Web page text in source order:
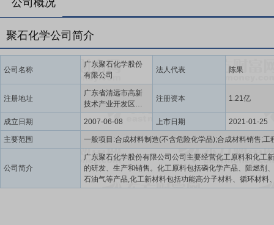
公司概况
聚石化学公司简介
公司名称
广东聚石化学股份
有限公司
法人代表 陈果
注册地址
广东省清远市高新
技术产业开发区雄
兴工业城B6
注册资本 1.21亿
成立日期 2007-06-08 上市日期 2021-01-25
主要范围
公司简介
广东聚石化学股份有限公司公司主要经营化工原料和化工
的研发、生产和销售。化工原料包括磷化学产品、阻燃剂
石油气等产品,化工新材料包括功能高分子材料、循环材料
材料、光显及半导体相关材料等,广泛应用于汽车、电子电